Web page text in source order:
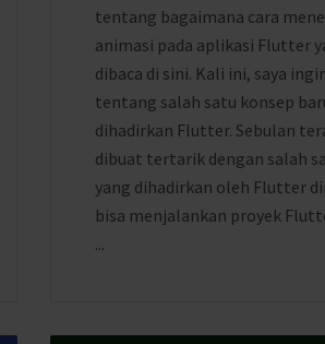
tentang bagaimana cara
animasi pada aplikasi Flutter
dibaca di sini. Kali ini, saya
tentang salah satu konsep
dihadirkan Flutter. Sebulan
dibuat tertarik dengan salah
yang dihadirkan oleh Flutter
bisa menjalankan proyek
...